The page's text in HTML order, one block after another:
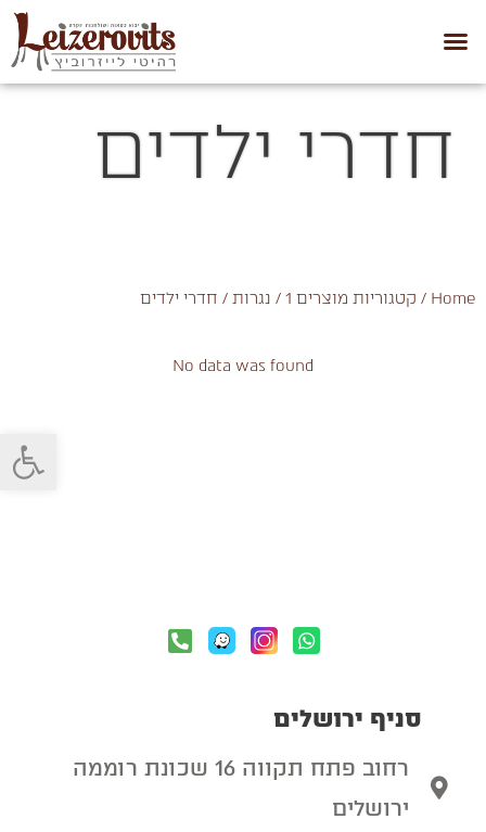
פתח
חדרי ילדים
Home / קטגוריות מוצרים 1 / נגרות / חדרי ילדים
No data was found
סניף ירושלים
רחוב פתח תקווה 16 שכונת רוממה
ירושלים